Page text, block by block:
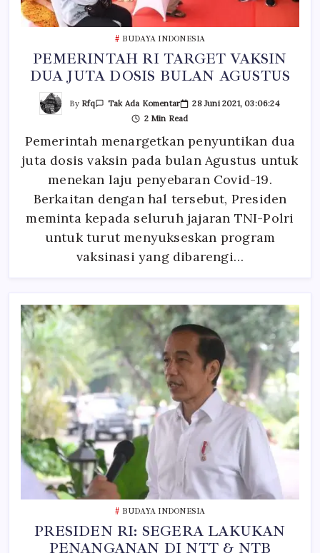
BUDAYA INDONESIA
PEMERINTAH RI TARGET VAKSIN
DUA JUTA DOSIS BULAN AGUSTUS
By Rfq Tak Ada KomentarPada
RI
VAKSIN
DUA
JUTA
DOSIS
BULAN
AGUSTUS
28 Juni 2021, 03:06:24
2 Min Read
Pemerintah menargetkan penyuntikan dua
juta dosis vaksin pada bulan Agustus untuk
menekan laju penyebaran Covid-19.
Berkaitan dengan hal tersebut, Presiden
meminta kepada seluruh jajaran TNI-Polri
untuk turut menyukseskan program
vaksinasi yang dibarengi…
BUDAYA INDONESIA
PRESIDEN RI: SEGERA LAKUKAN
PENANGANAN DI NTT & NTB